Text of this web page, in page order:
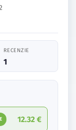
RECENZIE
1
12.32 €